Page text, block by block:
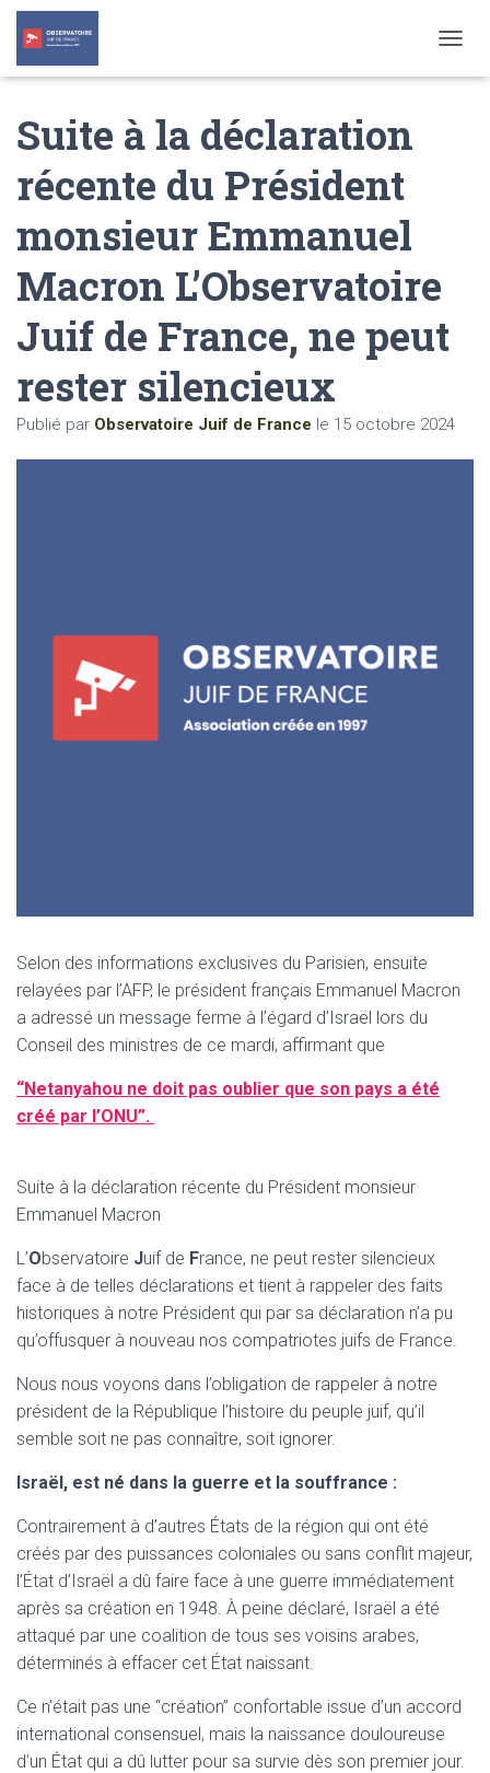
O
Suite à la déclaration
récente du Président
monsieur Emmanuel
Macron L’Observatoire
Juif de France, ne peut
rester silencieux
Publié par Observatoire Juif de France le 15 octobre 2024
Selon des informations exclusives du Parisien, ensuite
relayées par l’AFP, le président français Emmanuel Macron
a adressé un message ferme à l’égard d’Israël lors du
Conseil des ministres de ce mardi, affirmant que
“Netanyahou ne doit pas oublier que son pays a été
créé par l’ONU”.
Suite à la déclaration récente du Président monsieur
Emmanuel Macron
L’Observatoire Juif de France, ne peut rester silencieux
face à de telles déclarations et tient à rappeler des faits
historiques à notre Président qui par sa déclaration n’a pu
qu’offusquer à nouveau nos compatriotes juifs de France.
Nous nous voyons dans l’obligation de rappeler à notre
président de la République l’histoire du peuple juif, qu’il
semble soit ne pas connaître, soit ignorer.
Israël, est né dans la guerre et la souffrance :
Contrairement à d’autres États de la région qui ont été
créés par des puissances coloniales ou sans conflit majeur,
l’État d’Israël a dû faire face à une guerre immédiatement
après sa création en 1948. À peine déclaré, Israël a été
attaqué par une coalition de tous ses voisins arabes,
déterminés à effacer cet État naissant.
Ce n’était pas une “création” confortable issue d’un accord
international consensuel, mais la naissance douloureuse
d’un État qui a dû lutter pour sa survie dès son premier jour.